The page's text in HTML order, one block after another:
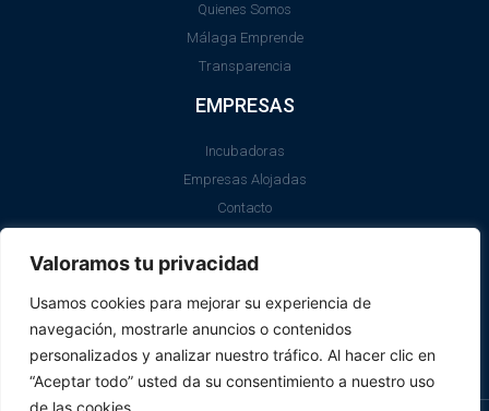
Valoramos tu privacidad
Usamos cookies para mejorar su experiencia de
navegación, mostrarle anuncios o contenidos
personalizados y analizar nuestro tráfico. Al hacer clic en
“Aceptar todo” usted da su consentimiento a nuestro uso
de las cookies.
Quienes Somos
Málaga Emprende
Transparencia
EMPRESAS
Incubadoras
Empresas Alojadas
Contacto
Aviso Legal
Política de Cookies
SII